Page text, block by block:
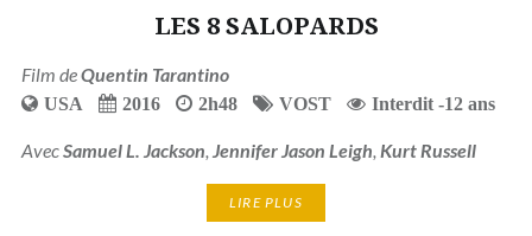
LES 8 SALOPARDS
Film deQuentin Tarantino
USA 2016 2h48 VOST Interdit -12 ans
Avec Samuel L. Jackson Jennifer Jason Leigh Kurt Russell
LIRE PLUS